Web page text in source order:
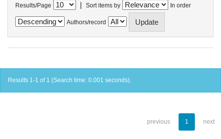
Results/Page | Sort items by In order
Authors/record
Results 1-1 of 1 (Search time: 0.001 seconds).
previous 1 next